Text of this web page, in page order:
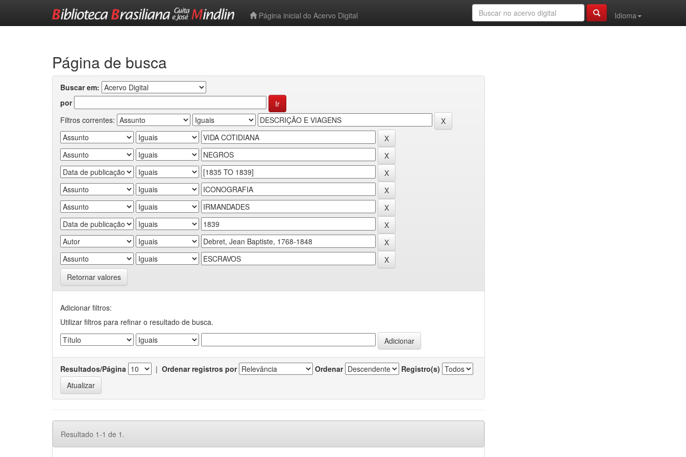
Página inicial do Acervo Digital
Idioma
Página de busca
Buscar em:
por
Filtros correntes:
Retornar valores
Adicionar filtros:
Utilizar filtros para refinar o resultado de busca.
Resultados/Página | Ordenar registros por Ordenar Registro(s)
Resultado 1-1 de 1.